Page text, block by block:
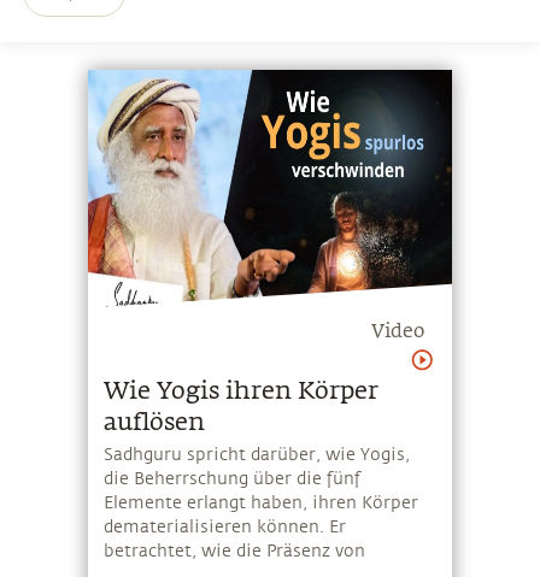
Video
Wie Yogis ihren Körper
auflösen
Sadhguru spricht darüber, wie Yogis,
die Beherrschung über die fünf
Elemente erlangt haben, ihren Körper
dematerialisieren können. Er
betrachtet, wie die Präsenz von